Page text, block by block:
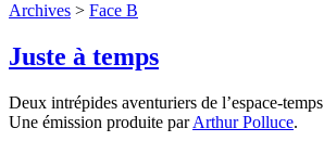
Archives > Face B
Juste à temps
Deux intrépides aventuriers de l’espace-
Une émission produite parArthur Polluce.